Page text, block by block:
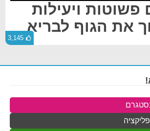
פשוטות ויעילות
את הגוף לבריא
3,145